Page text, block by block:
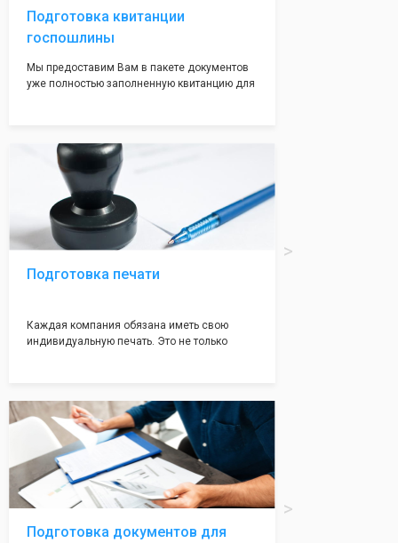
Подготовка квитанции
госпошлины
Мы предоставим Вам в пакете документов
уже полностью заполненную квитанцию для
посредственно в налоговой инспекции при
подаче документов на регистрацию.
Подготовка печати
Каждая компания обязана иметь свою
индивидуальную печать. Это не только
вам поможем с помощью изготовления
печати по индивидуальному эскизу, который
Вы выберете сами из нашего каталога.
Подготовка документов для